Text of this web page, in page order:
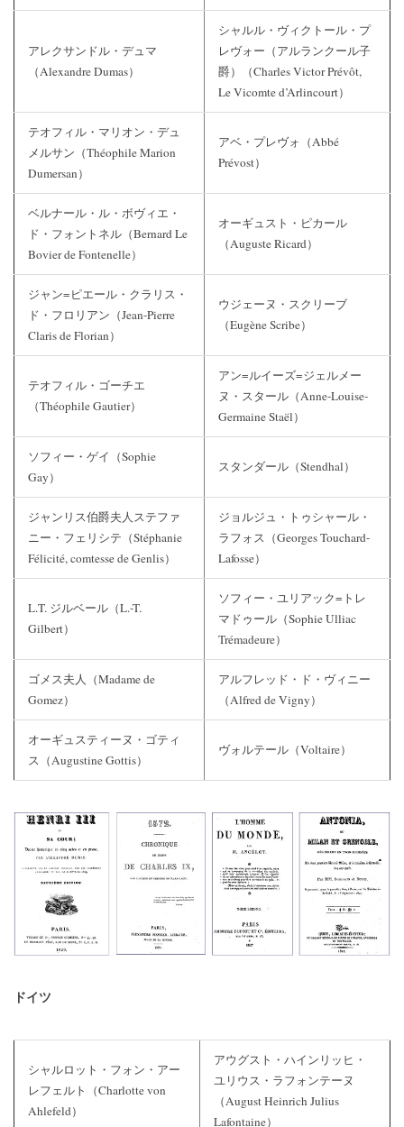
アレクサンドル・デュマ
（Alexandre Dumas）
シャルル・ヴィクトール・プ
レヴォー（アルランクール子
爵）（Charles Victor Prévôt,
Le Vicomte d’Arlincourt）
テオフィル・マリオン・デュ
メルサン（Théophile Marion
Dumersan）
アベ・プレヴォ（Abbé
Prévost）
ベルナール・ル・ボヴィエ・
ド・フォントネル（Bernard Le
Bovier de Fontenelle）
オーギュスト・ピカール
（Auguste Ricard）
ジャン=ピエール・クラリス・
ド・フロリアン（Jean-Pierre
Claris de Florian）
ウジェーヌ・スクリーブ
（Eugène Scribe）
テオフィル・ゴーチエ
（Théophile Gautier）
アン=ルイーズ=ジェルメー
ヌ・スタール（Anne-Louise-
Germaine Staël）
ソフィー・ゲイ（Sophie
Gay）
スタンダール（Stendhal）
ジャンリス伯爵夫人ステファ
ニー・フェリシテ（Stéphanie
Félicité, comtesse de Genlis）
ジョルジュ・トゥシャール・
ラフォス（Georges Touchard-
Lafosse）
L.T. ジルベール（L.-T.
Gilbert）
ソフィー・ユリアック=トレ
マドゥール（Sophie Ulliac
Trémadeure）
ゴメス夫人（Madame de
Gomez）
アルフレッド・ド・ヴィニー
（Alfred de Vigny）
オーギュスティーヌ・ゴティ
ス（Augustine Gottis）
ヴォルテール（Voltaire）
ドイツ
シャルロット・フォン・アー
レフェルト（Charlotte von
Ahlefeld）
アウグスト・ハインリッヒ・
ユリウス・ラフォンテーヌ
（August Heinrich Julius
Lafontaine）